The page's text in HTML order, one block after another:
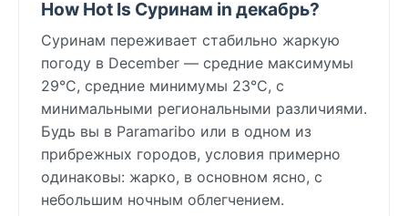
How Hot Is Суринам in декабрь?
Суринам переживает стабильно жаркую
погоду в December — средние максимумы
29°C, средние минимумы 23°C, с
минимальными региональными различиями.
Будь вы в Paramaribo или в одном из
прибрежных городов, условия примерно
одинаковы: жарко, в основном ясно, с
небольшим ночным облегчением.